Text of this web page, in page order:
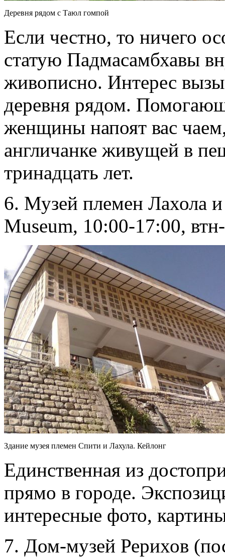
Деревня рядом с Таюл гомпой
Если честно, то ничего
статую Падмасамбхавы
живописно. Интерес
деревня рядом.
женщины напоят вас
англичанке живущей в
тринадцать лет.
6. Музей племен Лахола
Museum, 10:00-17:00,
Здание музея племен Спити и Лахула. Кейлонг
Единственная из
прямо в городе.
интересные фото,
7. Дом-музей Рерихов